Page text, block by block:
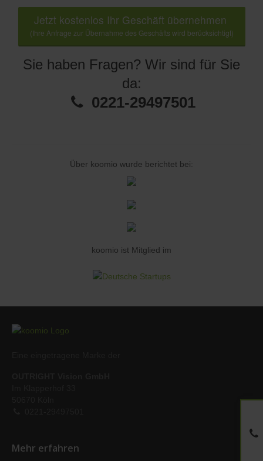
Jetzt kostenlos Ihr Geschäft übernehmen
(Ihre Anfrage zur Übernahme des Geschäfts wird berücksichtigt)
Sie haben Fragen? Wir sind für Sie
da:
0221-29497501
Über koomio wurde berichtet bei:
koomio ist Mitglied im
Mehr erfahren